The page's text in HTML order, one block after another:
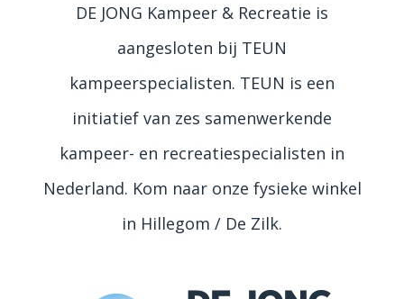
DE JONG Kampeer & Recreatie is
aangesloten bij TEUN
kampeerspecialisten. TEUN is een
initiatief van zes samenwerkende
kampeer- en recreatiespecialisten in
Nederland. Kom naar onze fysieke winkel
in Hillegom / De Zilk.